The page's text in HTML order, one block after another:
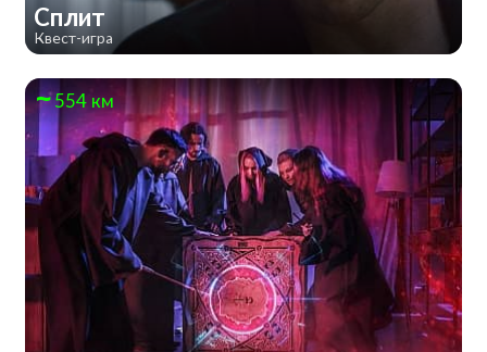
Сплит
Квест-игра
554 км